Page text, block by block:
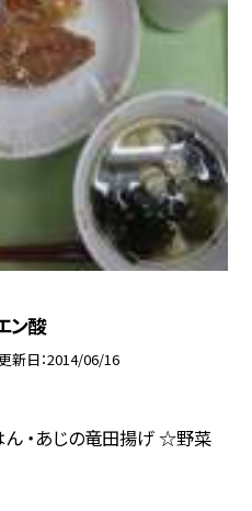
ン酸
新日 2014/06/16
・あじの竜田揚げ ☆野菜